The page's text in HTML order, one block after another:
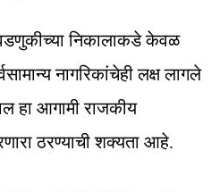
निकालाकडे केवळ
नागरिकांचेही लक्ष लागले
हा आगामी राजकीय
ठरण्याची शक्यता आहे.